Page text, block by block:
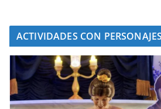
ACTIVIDADES CON